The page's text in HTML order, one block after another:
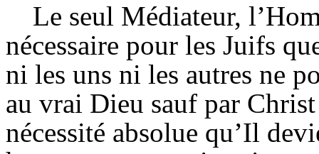
Le seul Médiateur,
nécessaire pour les Juifs
ni les uns ni les autres ne
au vrai Dieu sauf par
nécessité absolue qu’Il